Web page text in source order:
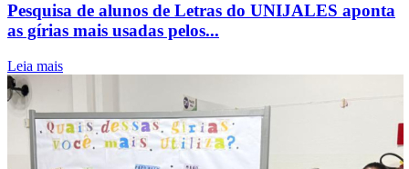
Pesquisa de alunos de Letras do UNIJALES aponta
as gírias mais usadas pelos...
Leia mais